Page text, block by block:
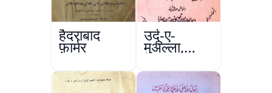
हैदराबाद
फ़ार्मर
उर्दू-ए-
मुअल्ला,
कानपुर